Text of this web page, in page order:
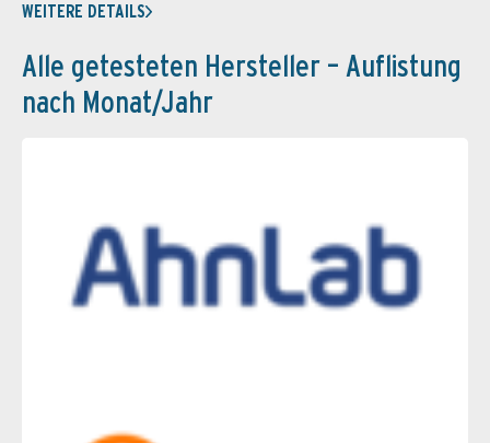
WEITERE DETAILS
Alle getesteten Hersteller – Auflistung
nach Monat/Jahr